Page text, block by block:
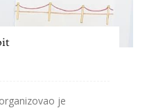
je